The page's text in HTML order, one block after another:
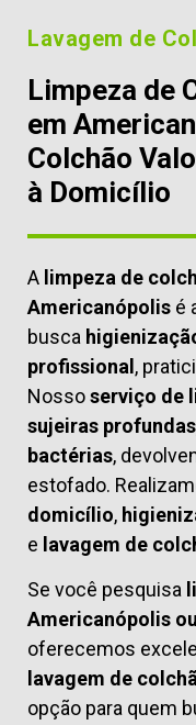
Lavagem de
Limpeza de
em
Colchão
à Domicílio
A limpeza de
Americanópolis é
busca
profissional,
Nossoserviço de
sujeiras
bactérias,
estofado.
domicílio,
e lavagem de
Se você pesquisa
Americanópolis
oferecemos
lavagem de
opção para quem